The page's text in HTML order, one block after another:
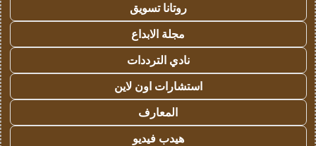
روتانا تسويق
مجلة الابداع
نادي الترددات
استشارات اون لاين
المعارف
هيدب فيديو